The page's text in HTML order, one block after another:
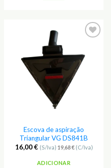
Escova de aspiração
Triangular VG DS841B
16,00€ (S/Iva) 19,68€(C/Iva)
ADICIONAR